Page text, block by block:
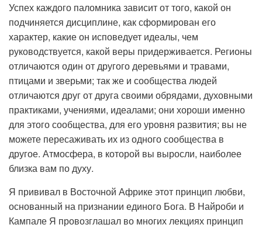
Успех каждого паломника зависит от того, какой он
подчиняется дисциплине, как сформирован его
характер, какие он исповедует идеалы, чем
руководствуется, какой веры придерживается. Регионы
отличаются один от другого деревьями и травами,
птицами и зверьми; так же и сообщества людей
отличаются друг от друга своими обрядами, духовными
практиками, учениями, идеалами; они хороши именно
для этого сообщества, для его уровня развития; вы не
можете пересаживать их из одного сообщества в
другое. Атмосфера, в которой вы выросли, наиболее
близка вам по духу.
Я прививал в Восточной Африке этот принцип любви,
основанный на признании единого Бога. В Найроби и
Кампале Я провозглашал во многих лекциях принцип